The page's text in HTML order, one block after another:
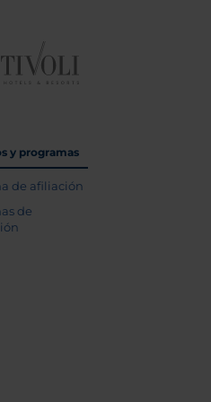
y programas
de afiliación
de